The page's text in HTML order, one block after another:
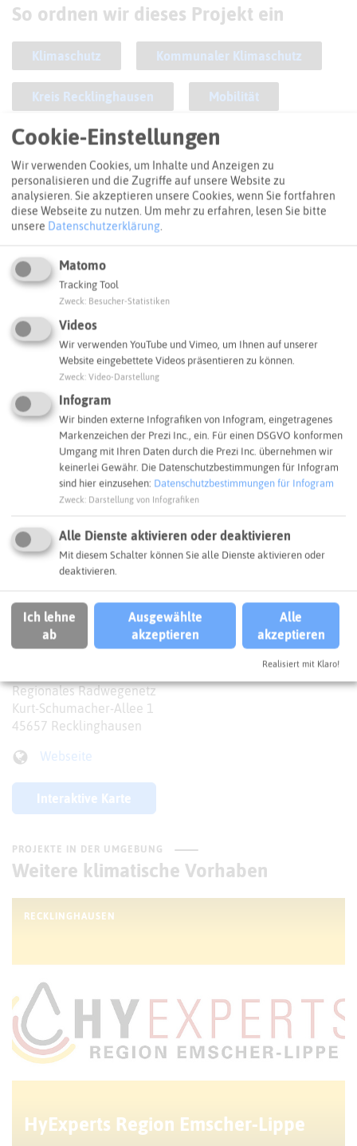
So ordnen wir dieses Projekt ein
Klimaschutz Kommunaler Klimaschutz
Kreis Recklinghausen Mobilität
Radverkehr Recklinghausen
ANFAHRT
So kommt ihr zum Ziel
+
−
contributors |weitere Lizenzen
Regionales Radwegenetz
Kurt-Schumacher-Allee 1
45657 Recklinghausen
Webseite
Interaktive Karte
PROJEKTE IN DER UMGEBUNG
Weitere klimatische Vorhaben
RECKLINGHAUSEN
HyExperts Region Emscher-Lippe
Cookie-Einstellungen
Wir verwenden Cookies, um Inhalte und Anzeigen zu
personalisieren und die Zugriffe auf unsere Website zu
analysieren. Sie akzeptieren unsere Cookies, wenn Sie fortfahren
diese Webseite zu nutzen. Um mehr zu erfahren, lesen Sie bitte
unsere Datenschutzerklärung.
Matomo
Tracking Tool
Zweck Besucher-Statistiken
Videos
Wir verwenden YouTube und Vimeo, um Ihnen auf unserer
Website eingebettete Videos präsentieren zu können.
Zweck Video-Darstellung
Infogram
Wir binden externe Infografiken von Infogram, eingetragenes
Markenzeichen der Prezi Inc., ein. Für einen DSGVO konformen
Umgang mit Ihren Daten durch die Prezi Inc. übernehmen wir
keinerlei Gewähr. Die Datenschutzbestimmungen für Infogram
sind hier einzusehen: Datenschutzbestimmungen für Infogram
Zweck Darstellung von Infografiken
Alle Dienste aktivieren oder deaktivieren
Mit diesem Schalter können Sie alle Dienste aktivieren oder
deaktivieren.
Ich lehne
ab
Ausgewählte
akzeptieren
Alle
akzeptieren
Realisiert mit Klaro!